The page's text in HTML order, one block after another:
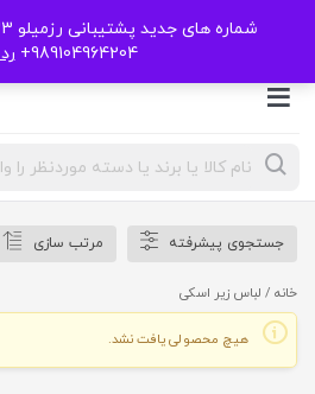
989104964204+
Products
search
جستجوی پیشرفته مرتب سازی
خانه / لباس زیر اسکی
هیچ محصولی یافت نشد.